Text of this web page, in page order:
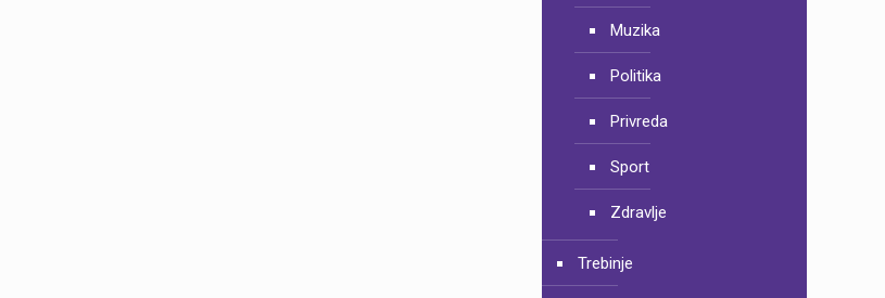
Muzika
Politika
Privreda
Sport
Zdravlje
Trebinje